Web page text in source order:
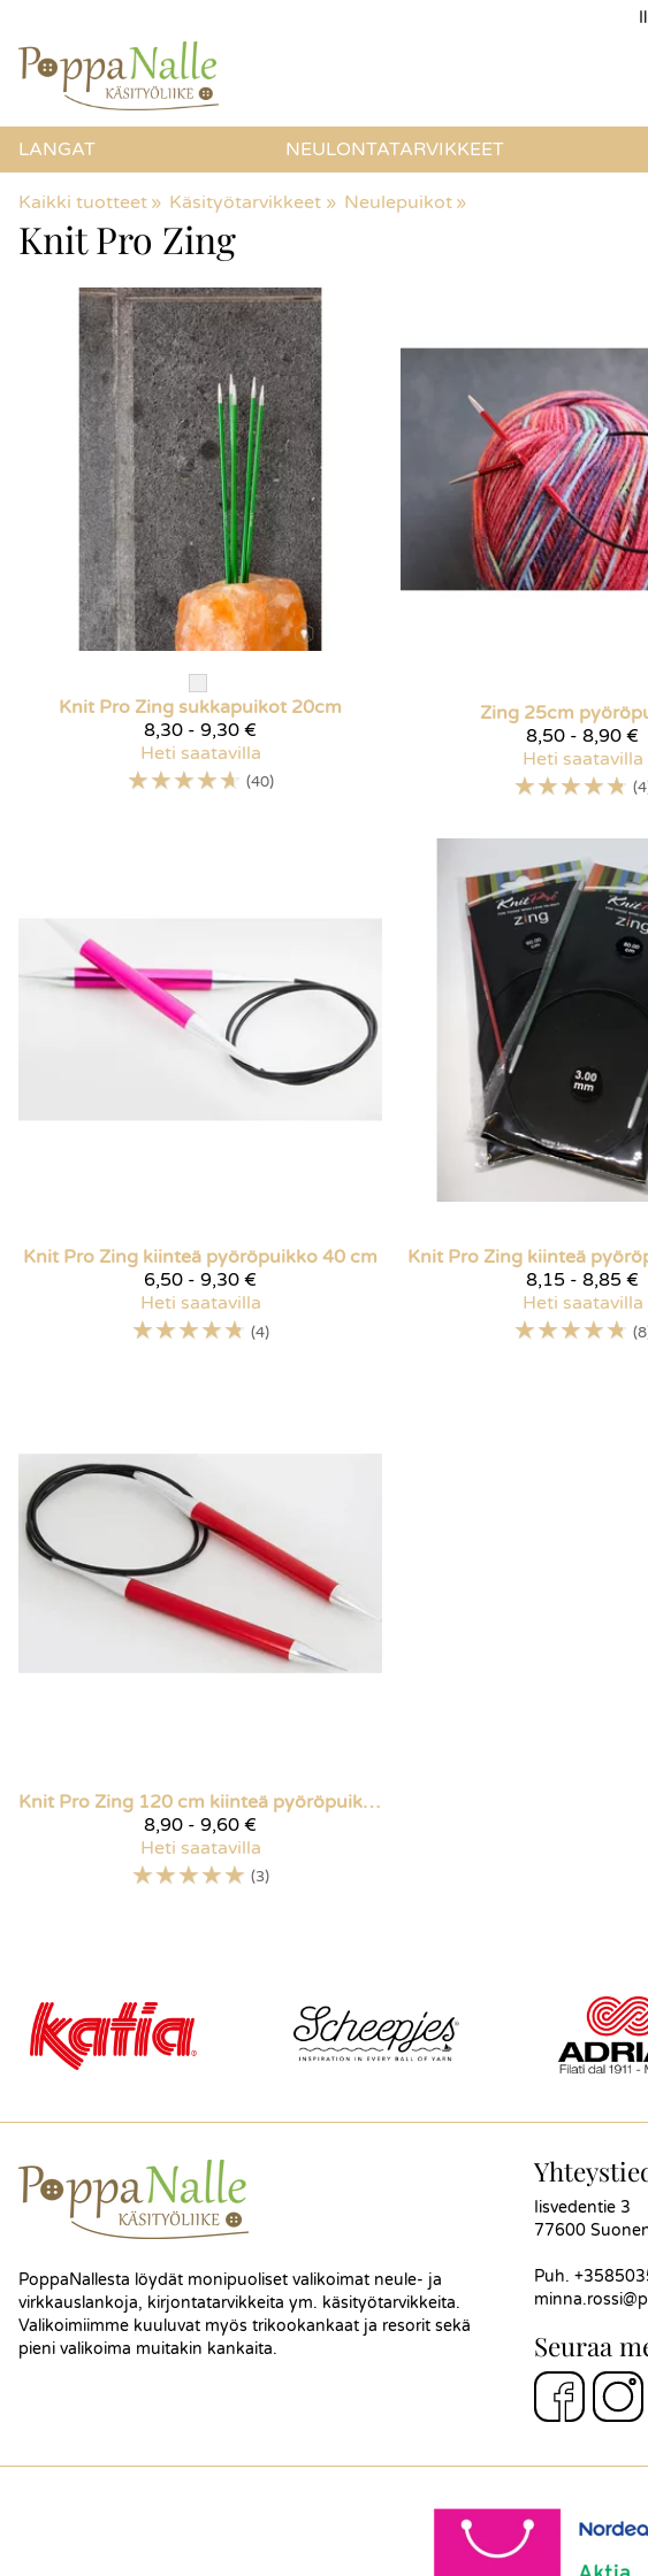
LANGAT NEULONTATARVIKKEET
Kaikki tuotteet ‪» Käsityötarvikkeet ‪» Neulepuikot ‪»
Knit Pro Zing
Knit Pro Zing sukkapuikot 20cm
8,30 - 9,30 €
Heti saatavilla
☆☆☆☆☆ (40)
Zing 25cm
8,50 - 8,90 €
Heti saatavilla
☆☆☆☆☆
Knit Pro Zing kiinteä pyöröpuikko 40 cm
6,50 - 9,30 €
Heti saatavilla
☆☆☆☆☆ (4)
Knit Pro Zing kiinteä
8,15 - 8,85 €
Heti saatavilla
☆☆☆☆☆
Knit Pro
Zing 120 cm kiinteä pyöröpuikko
8,90 - 9,60 €
Heti saatavilla
☆☆☆☆☆ (3)
PoppaNallesta löydät monipuoliset valikoimat neule- ja
virkkauslankoja, kirjontatarvikkeita ym. käsityötarvikkeita.
Valikoimiimme kuuluvat myös trikookankaat ja resorit sekä
pieni valikoima muitakin kankaita.
Iisvedentie 3
77600
Puh.
Seuraa